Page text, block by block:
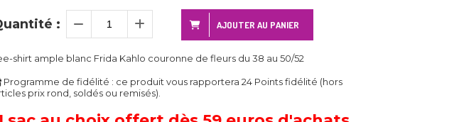
: AJOUTER AU PANIER
shirt ample blanc Frida Kahlo couronne de fleurs du 38 au 50/52
Programme de fidélité : ce produit vous rapportera 24 Points fidélité (hors
prix rond, soldés ou remisés).